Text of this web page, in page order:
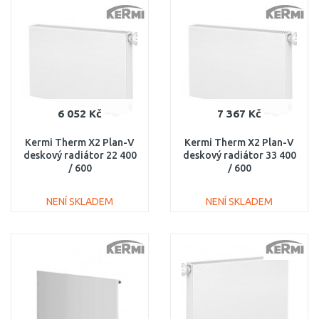
6 052 Kč
Kermi Therm X2 Plan-V
deskový radiátor 22 400
/ 600
NENÍ SKLADEM
7 367 Kč
Kermi Therm X2 Plan-V
deskový radiátor 33 400
/ 600
NENÍ SKLADEM
Porovnat